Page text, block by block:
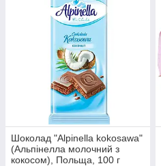
Шоколад "Alpinella kokosawa"
(Альпінелла молочний з
кокосом), Польща, 100 г